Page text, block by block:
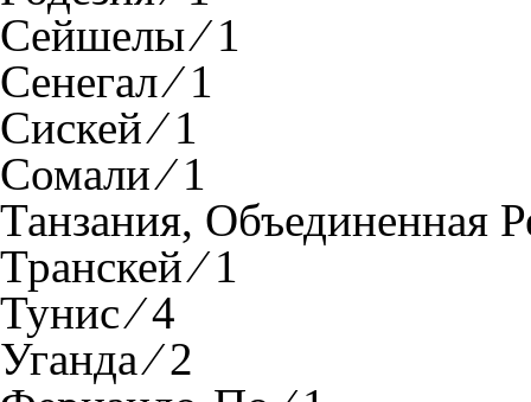
Сейшелы ⁄ 1
Сенегал ⁄ 1
Сискей ⁄ 1
Сомали ⁄ 1
Танзания, Объединенная
Транскей ⁄ 1
Тунис ⁄ 4
Уганда ⁄ 2